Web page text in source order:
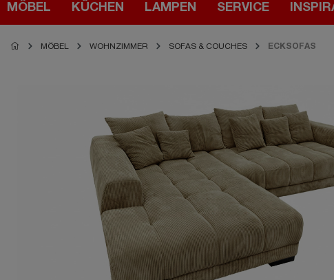
MÖBEL KÜCHEN LAMPEN SERVICE
MÖBEL WOHNZIMMER SOFAS & COUCHES ECKSOFAS